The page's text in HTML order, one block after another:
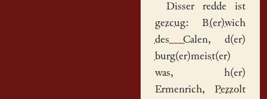
Disser redde ist
gezcug: B(er)wich
des Calen, d(er)
burg(er)meist(er)
was, h(er)
Ermenrich, Pezzolt